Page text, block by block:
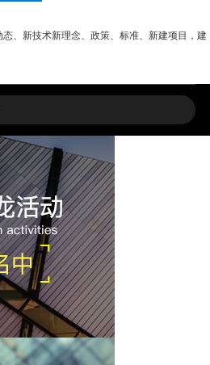
、新技术新理念、政策、标准、新建项目，建